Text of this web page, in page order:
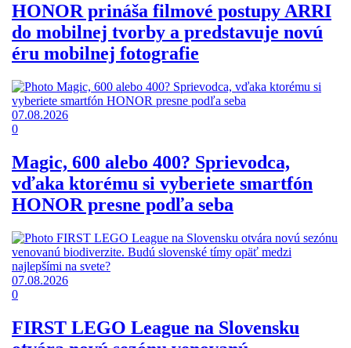
HONOR prináša filmové postupy ARRI
do mobilnej tvorby a predstavuje novú
éru mobilnej fotografie
07.08.2026
0
Magic, 600 alebo 400? Sprievodca,
vďaka ktorému si vyberiete smartfón
HONOR presne podľa seba
07.08.2026
0
FIRST LEGO League na Slovensku